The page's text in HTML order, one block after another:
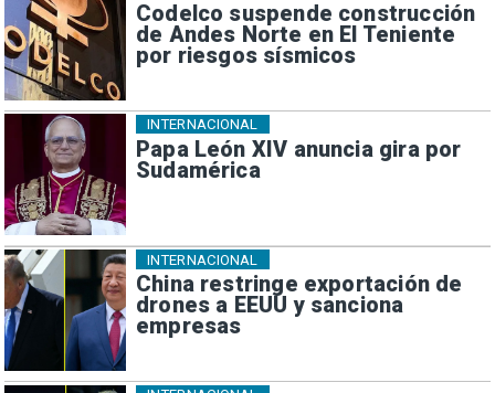
Codelco suspende construcción
de Andes Norte en El Teniente
por riesgos sísmicos
Papa León XIV anuncia gira por
Sudamérica
INTERNACIONAL
China restringe exportación de
drones a EEUU y sanciona
empresas
INTERNACIONAL